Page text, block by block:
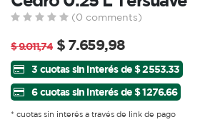
(0 comments)
$9.011,74 $ 7.659,98
3 cuotas sin interés de $ 2553.33
6 cuotas sin interés de $ 1276.66
* cuotas sin interés a través de link de pago